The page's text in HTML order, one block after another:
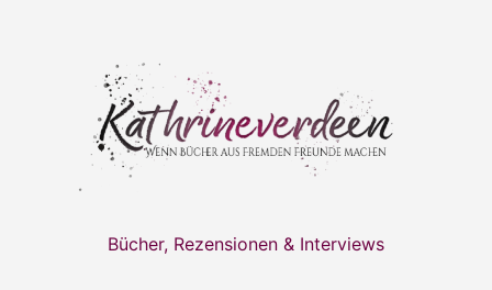
Bücher, Rezensionen & Interviews